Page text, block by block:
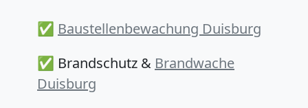
✅ Baustellenbewachung Duisburg
✅ Brandschutz & Brandwache
Duisburg